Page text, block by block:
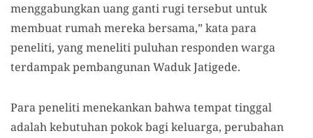
menggabungkan uang ganti rugi tersebut untuk
membuat rumah mereka bersama,” kata para
peneliti, yang meneliti puluhan responden warga
terdampak pembangunan Waduk Jatigede.
Para peneliti menekankan bahwa tempat tinggal
adalah kebutuhan pokok bagi keluarga, perubahan